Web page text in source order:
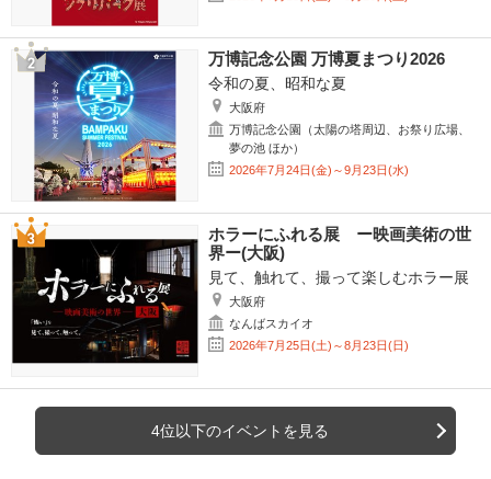
万博記念公園 万博夏まつり2026
令和の夏、昭和な夏
大阪府
万博記念公園（太陽の塔周辺、お祭り広場、
夢の池 ほか）
2026年7月24日(金)～9月23日(水)
ホラーにふれる展 ー映画美術の世
界ー(大阪)
見て、触れて、撮って楽しむホラー展
大阪府
なんばスカイオ
2026年7月25日(土)～8月23日(日)
4位以下のイベントを見る